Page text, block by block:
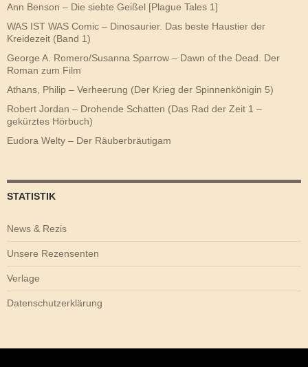
Ann Benson – Die siebte Geißel [Plague Tales 1]
WAS IST WAS Comic – Dinosaurier. Das beste Haustier der
Kreidezeit (Band 1)
George A. Romero/Susanna Sparrow – Dawn of the Dead. Der
Roman zum Film
Athans, Philip – Verheerung (Der Krieg der Spinnenkönigin 5)
Robert Jordan – Drohende Schatten (Das Rad der Zeit 1 –
gekürztes Hörbuch)
Eudora Welty – Der Räuberbräutigam
STATISTIK
News & Rezis
Unsere Rezensenten
Verlage
Datenschutzerklärung